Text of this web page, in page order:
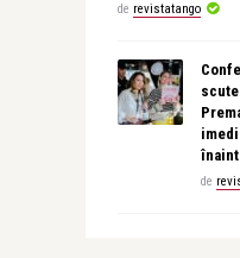
de revistatango
de